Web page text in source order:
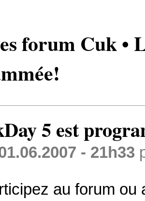
forum Cuk •
5 est
- 21h33
au forum